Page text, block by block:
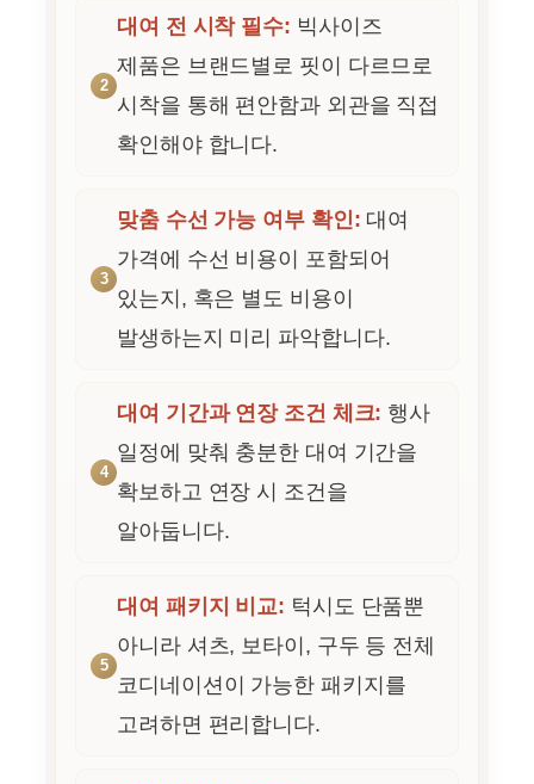
대여 전 시착 필수: 빅사이즈
제품은 브랜드별로 핏이 다르므로
시착을 통해 편안함과 외관을 직접
확인해야 합니다.
맞춤 수선 가능 여부 확인: 대여
가격에 수선 비용이 포함되어
있는지, 혹은 별도 비용이
발생하는지 미리 파악합니다.
대여 기간과 연장 조건 체크: 행사
일정에 맞춰 충분한 대여 기간을
확보하고 연장 시 조건을
알아둡니다.
대여 패키지 비교: 턱시도 단품뿐
아니라 셔츠, 보타이, 구두 등 전체
코디네이션이 가능한 패키지를
고려하면 편리합니다.